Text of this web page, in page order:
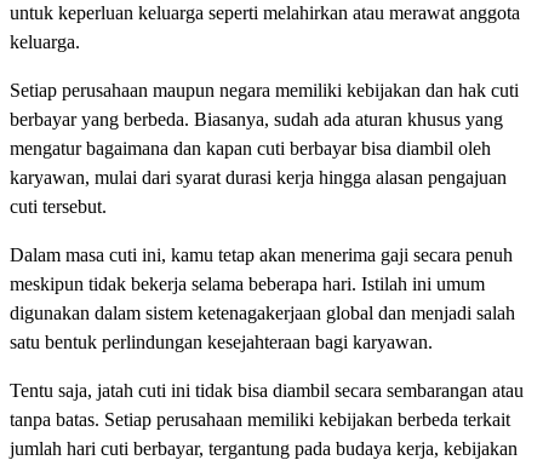
untuk keperluan keluarga seperti melahirkan atau merawat anggota
keluarga.
Setiap perusahaan maupun negara memiliki kebijakan dan hak cuti
berbayar yang berbeda. Biasanya, sudah ada aturan khusus yang
mengatur bagaimana dan kapan cuti berbayar bisa diambil oleh
karyawan, mulai dari syarat durasi kerja hingga alasan pengajuan
cuti tersebut.
Dalam masa cuti ini, kamu tetap akan menerima gaji secara penuh
meskipun tidak bekerja selama beberapa hari. Istilah ini umum
digunakan dalam sistem ketenagakerjaan global dan menjadi salah
satu bentuk perlindungan kesejahteraan bagi karyawan.
Tentu saja, jatah cuti ini tidak bisa diambil secara sembarangan atau
tanpa batas. Setiap perusahaan memiliki kebijakan berbeda terkait
jumlah hari cuti berbayar, tergantung pada budaya kerja, kebijakan